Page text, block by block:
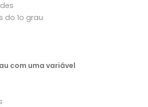
do 1o grau
com uma variável